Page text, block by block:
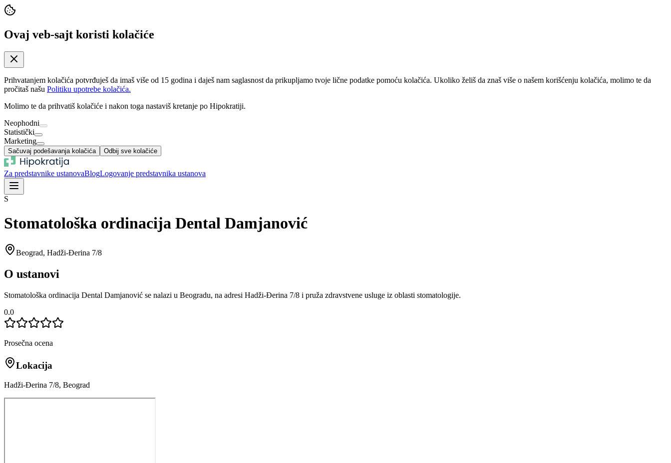
Ovaj veb-sajt koristi kolačiće
Prihvatanjem kolačića potvrđuješ da imaš više od 15 godina i daješ nam saglasnost da prikupljamo tvoje lične podatke pomoću kolačića. Ukoliko želiš da znaš više o našem korišćenju kolačića, molimo te da
pročitaš našu Politiku upotrebe kolačića.
Molimo te da prihvatiš kolačiće i nakon toga nastaviš kretanje po Hipokratiji.
Neophodni
Statistički
Marketing
Sačuvaj podešavanja kolačića Odbij sve kolačiće
Za predstavnike ustanovaBlogLogovanje predstavnika ustanova
S
Stomatološka ordinacija Dental Damjanović
Beograd, Hadži-Đerina 7/8
O ustanovi
Stomatološka ordinacija Dental Damjanović se nalazi u Beogradu, na adresi Hadži-Đerina 7/8 i pruža zdravstvene usluge iz oblasti stomatologije.
0.0
Prosečna ocena
Lokacija
Hadži-Đerina 7/8, Beograd